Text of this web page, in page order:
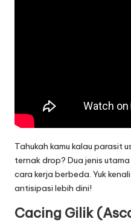
Tahukah kamu kalau parasit
ternak drop? Dua jenis
cara kerja berbeda. Yuk
antisipasi lebih dini!
Cacing Gilik